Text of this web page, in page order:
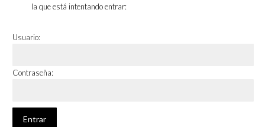
la que está intentando entrar:
Usuario:
Contraseña: